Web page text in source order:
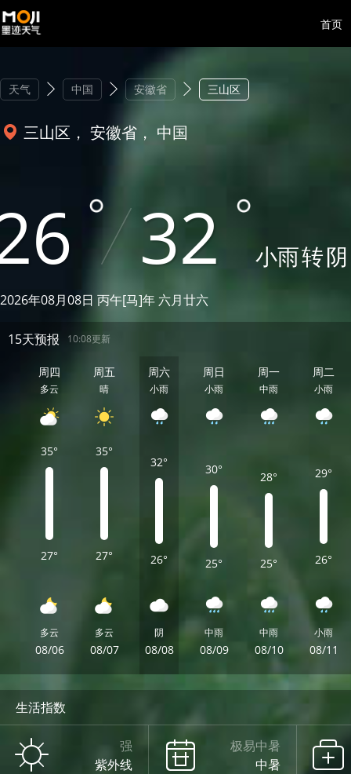
首页
天气 中国 安徽省 三山区
三山区， 安徽省， 中国
32 小雨转阴
2026年08月08日 丙午[马]年 六月廿六
15天预报 10:08更新
周四
多云
35°
27°
多云
08/06
周五
晴
35°
27°
多云
08/07
周六
小雨
32°
26°
阴
08/08
周日
小雨
30°
25°
中雨
08/09
周一
中雨
28°
25°
中雨
08/10
周二
小雨
29°
26°
小雨
08/11
生活指数
强
紫外线
极易中暑
中暑